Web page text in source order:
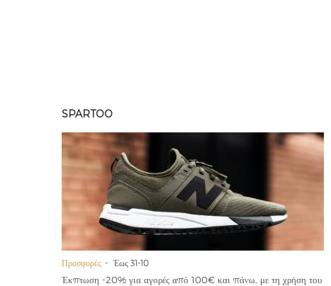
SPARTOO
Προσφορές Έως 31-10
Έκπτωση -20% για αγορές από 100€ και πάνω, με τη χρήση του